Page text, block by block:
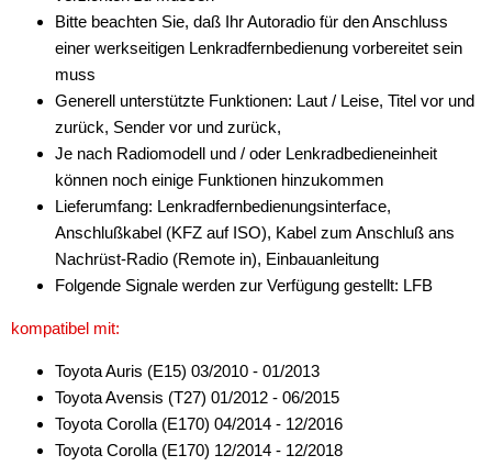
für DAF
für Dodge
für Ford
für General Motors
für Isuzu
für Iveco
Bitte beachten Sie, daß Ihr Autoradio für den Anschluss
einer werkseitigen Lenkradfernbedienung vorbereitet sein
muss
Generell unterstützte Funktionen: Laut / Leise, Titel vor und
zurück, Sender vor und zurück,
Je nach Radiomodell und / oder Lenkradbedieneinheit
können noch einige Funktionen hinzukommen
Lieferumfang: Lenkradfernbedienungsinterface,
Anschlußkabel (KFZ auf ISO), Kabel zum Anschluß ans
Nachrüst-Radio (Remote in), Einbauanleitung
Folgende Signale werden zur Verfügung gestellt: LFB
kompatibel mit:
Toyota Auris (E15) 03/2010 - 01/2013
Toyota Avensis (T27) 01/2012 - 06/2015
Toyota Corolla (E170) 04/2014 - 12/2016
Toyota Corolla (E170) 12/2014 - 12/2018